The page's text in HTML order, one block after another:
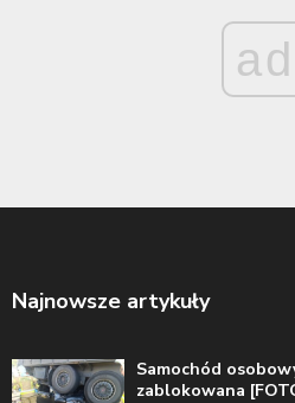
ad
Najnowsze artykuły
Samochód
zablokowana